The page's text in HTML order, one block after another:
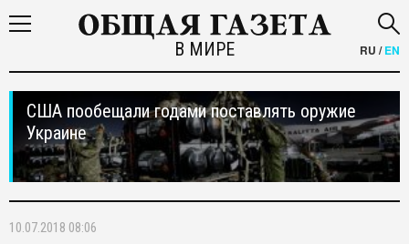
В МИРЕ RU /EN
США пообещали годами поставлять оружие
Украине
10.07.2018 08:06